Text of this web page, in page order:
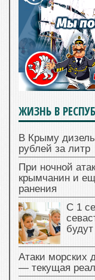
ЖИЗНЬ В
В Крыму
рублей за литр
При ночной
крымчанин и
ранения
С 1
Атаки морских
— текущая